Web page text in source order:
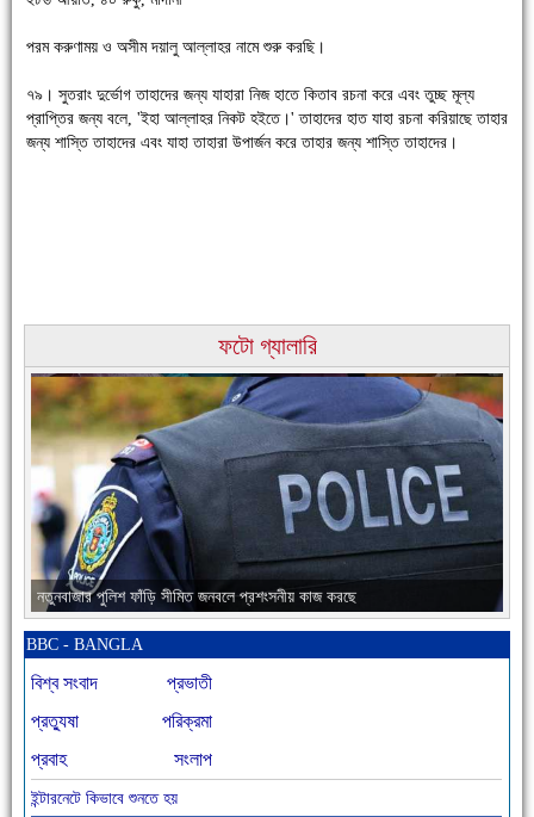
পরম করুণাময় ও অসীম দয়ালু আল্লাহর নামে শুরু করছি।
৭৯। সুতরাং দুর্ভোগ তাহাদের জন্য যাহারা নিজ হাতে কিতাব রচনা করে এবং তুচ্ছ মূল্য
প্রাপ্তির জন্য বলে, 'ইহা আল্লাহর নিকট হইতে।' তাহাদের হাত যাহা রচনা করিয়াছে তাহার
জন্য শাস্তি তাহাদের এবং যাহা তাহারা উপার্জন করে তাহার জন্য শাস্তি তাহাদের।
ফটো গ্যালারি
চাঁদপুরে উই-এর প্রথম নানা ধরনের পণ্যের সমারোহ
চাঁদপুরের মানুষ তাদের পুরোটা দিয়ে আমাকে আপন করে নিয়েছে
নতুনবাজার পুলিশ ফাঁড়ি সীমিত জনবলে প্রশংসনীয় কাজ করছে
BBC - BANGLA
বিশ্ব সংবাদ
প্রভাতী
প্রত্যুষা
পরিক্রমা
প্রবাহ
সংলাপ
ইন্টারনেটে কিভাবে শুনতে হয়